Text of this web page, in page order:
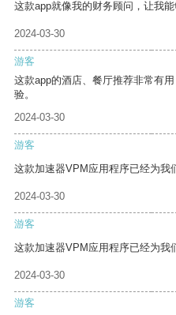
这款app就像我的财务顾问，让我能
2024-03-30
游客
这款app的酒店、餐厅推荐非常有
验。
2024-03-30
游客
这款加速器VPM应用程序已经为我
2024-03-30
游客
这款加速器VPM应用程序已经为我
2024-03-30
游客